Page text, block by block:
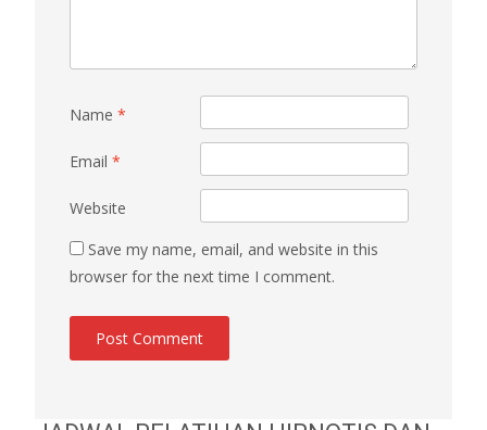
Name *
Email *
Website
Save my name, email, and website in this
browser for the next time I comment.